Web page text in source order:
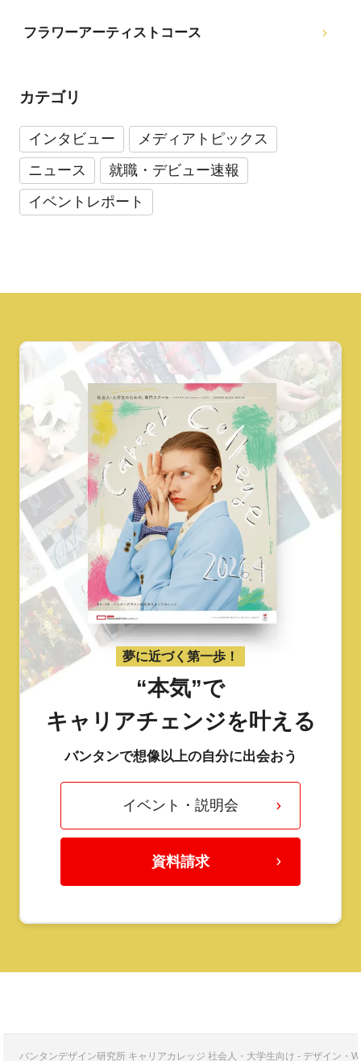
フラワーアーティストコース
カテゴリ
インタビュー
メディアトピックス
ニュース
就職・デビュー速報
イベントレポート
夢に近づく第一歩！
“本気”で
キャリアチェンジを叶える
バンタンで想像以上の自分に出会おう
イベント・説明会
資料請求
バンタンデザイン研究所 キャリアカレッジ 社会人・大学生向け - デザイン・